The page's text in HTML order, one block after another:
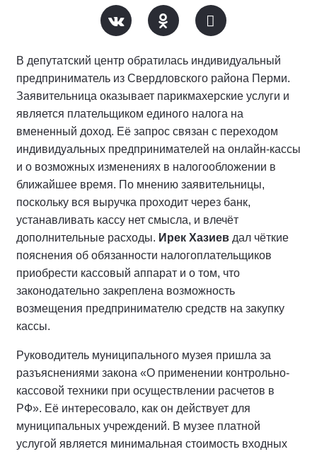
В депутатский центр обратилась индивидуальный
предприниматель из Свердловского района Перми.
Заявительница оказывает парикмахерские услуги и
является плательщиком единого налога на
вмененный доход. Её запрос связан с переходом
индивидуальных предпринимателей на онлайн-кассы
и о возможных изменениях в налогообложении в
ближайшее время. По мнению заявительницы,
поскольку вся выручка проходит через банк,
устанавливать кассу нет смысла, и влечёт
дополнительные расходы. Ирек Хазиев дал чёткие
пояснения об обязанности налогоплательщиков
приобрести кассовый аппарат и о том, что
законодательно закреплена возможность
возмещения предпринимателю средств на закупку
кассы.
Руководитель муниципального музея пришла за
разъяснениями закона «О применении контрольно-
кассовой техники при осуществлении расчетов в
РФ». Её интересовало, как он действует для
муниципальных учреждений. В музее платной
услугой является минимальная стоимость входных